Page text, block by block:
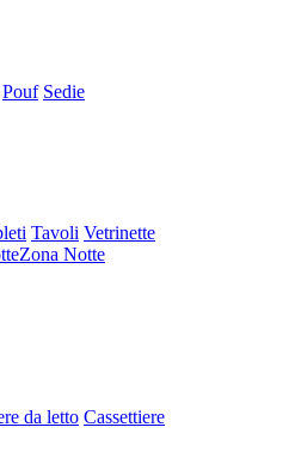
Pouf Sedie
Tavoli Vetrinette
Zona Notte
da letto Cassettiere